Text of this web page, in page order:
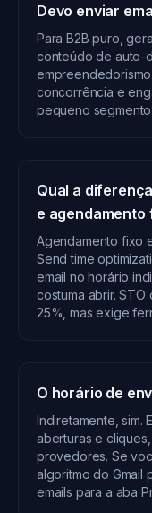
Devo enviar
Para B2B puro,
conteúdo de auto-
concorrência e
pequeno
Qual a
e agendamento
Agendamento fixo
Send time
email no horário
costuma abrir. STO
25%, mas exige
O horário de
Indiretamente, sim.
aberturas e
provedores. Se
algoritmo do Gmail
emails para a aba